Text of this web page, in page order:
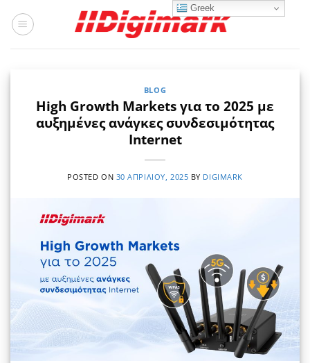
στο
BLOG
High Growth Markets για το 2025 με
αυξημένες ανάγκες συνδεσιμότητας
Internet
POSTED ON 30 ΑΠΡΙΛΊΟΥ, 2025 BY DIGIMARK
Greek